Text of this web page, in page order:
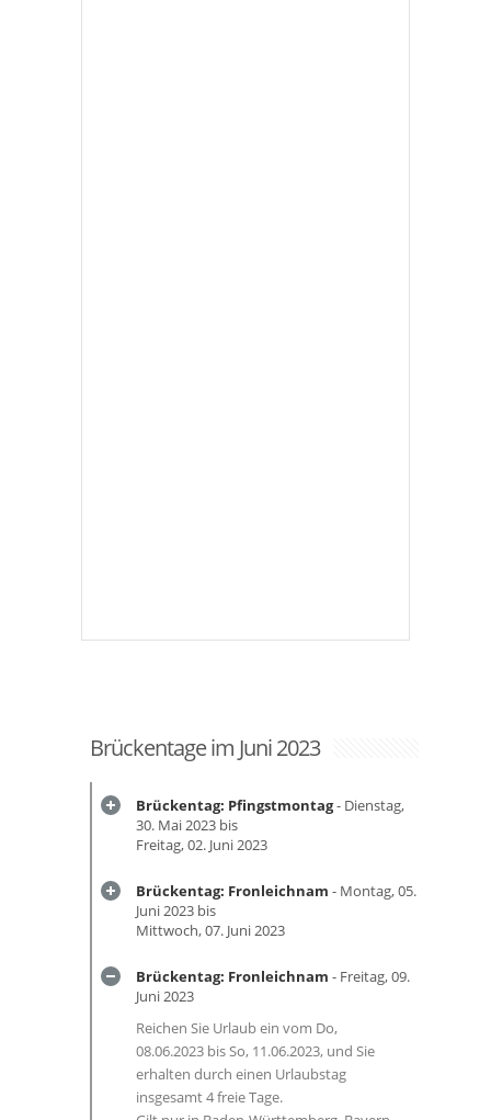
Brückentage im Juni 2023
Brückentag: Pfingstmontag- Dienstag,
30. Mai 2023 bis
Freitag, 02. Juni 2023
Brückentag: Fronleichnam - Montag, 05.
Juni 2023 bis
Mittwoch, 07. Juni 2023
Brückentag: Fronleichnam - Freitag, 09.
Juni 2023
Reichen Sie Urlaub ein vom Do,
08.06.2023 bis So, 11.06.2023, und Sie
erhalten durch einen Urlaubstag
insgesamt 4 freie Tage.